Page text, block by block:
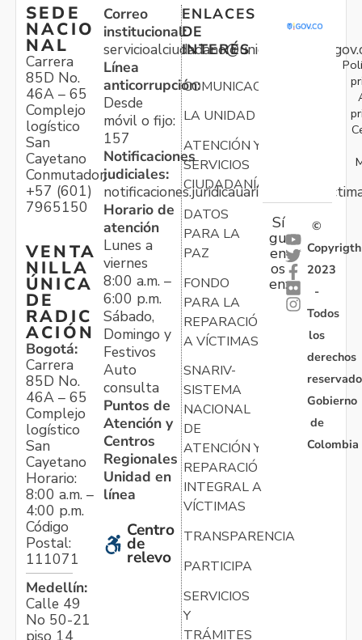
SEDE
NACIO
NAL
Carrera
85D No.
46A – 65
Complejo
logístico
San
Cayetano
Conmutador:
+57 (601)
7965150
VENTA
NILLA
ÚNICA
DE
RADIC
ACIÓN
Bogotá:
Carrera
85D No.
46A – 65
Complejo
logístico
San
Cayetano
Horario:
8:00 a.m. –
4:00 p.m.
Código
Postal:
111071
Medellín:
Calle 49
No 50-21
Correo
institucional:
Línea
anticorrupción:
Desde
móvil o fijo:
157
Notificaciones
judiciales:
Horario de
atención
Lunes a
viernes
8:00 a.m. –
6:00 p.m.
Sábado,
Domingo y
Festivos
Auto
consulta
Puntos de
Atención y
Centros
Regionales
Unidad en
línea
Centro
de
relevo
ENLACES
DE
INTERÉS
COMUNICACIONES
LA UNIDAD
ATENCIÓN Y
SERVICIOS
CIUDADANÍA
DATOS
PARA LA
PAZ
FONDO
PARA LA
REPARACIÓN
A VÍCTIMAS
SNARIV-
SISTEMA
NACIONAL
DE
ATENCIÓN Y
REPARACIÓN
INTEGRAL A
VÍCTIMAS
TRANSPARENCIA
PARTICIPA
SERVICIOS
Y
TRÁMITES
Sí
gu
en
os
en:
©
Copyrigth
2023
-
Todos
los
derechos
Gobierno
de
Colombia